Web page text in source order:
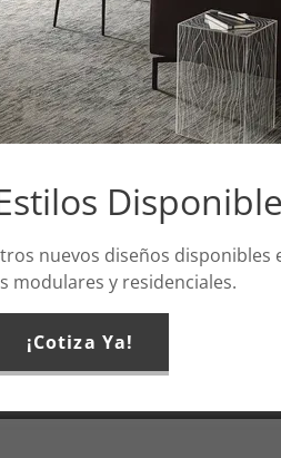
apply.
Lunes a viernes
Sábado 8:00 am a
Aceptamos
Efectivo, Visa,
nuevos diseños disponibles
modulares y residenciales.
¡Cotiza Ya!